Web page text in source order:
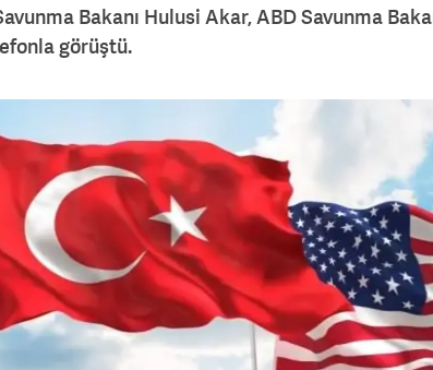
Bakanı Hulusi Akar, ABD Savunma
görüştü.